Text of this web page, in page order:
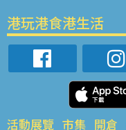
港玩港食港生活
活動展覽 市集 開倉